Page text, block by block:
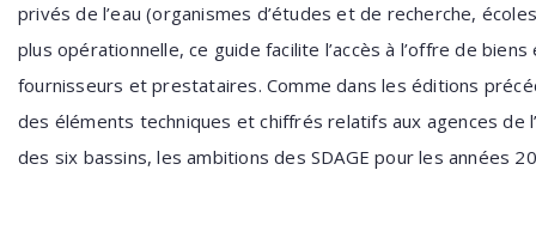
privés de l’eau (organismes d’études et de recherche,
plus opérationnelle, ce guide facilite l’accès à l’offre de
fournisseurs et prestataires. Comme dans les éditions
des éléments techniques et chiffrés relatifs aux agences de
des six bassins, les ambitions des SDAGE pour les années